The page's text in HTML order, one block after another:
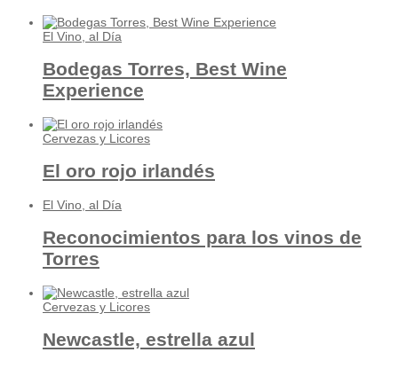
El Vino, al Día
Bodegas Torres, Best Wine
Experience
Cervezas y Licores
El oro rojo irlandés
El Vino, al Día
Reconocimientos para los vinos de
Torres
Cervezas y Licores
Newcastle, estrella azul